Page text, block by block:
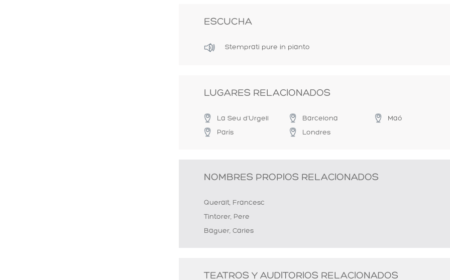
ESCUCHA
Stemprati pure in pianto
LUGARES RELACIONADOS
La Seu d'Urgell Barcelona Maó
París
Londres
NOMBRES PROPIOS RELACIONADOS
Queralt, Francesc
Tintorer, Pere
Baguer, Carles
TEATROS Y AUDITORIOS RELACIONADOS